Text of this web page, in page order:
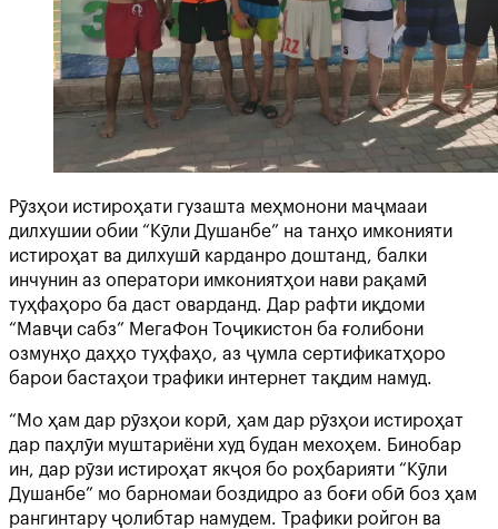
Рӯзҳои истироҳати гузашта меҳмонони маҷмааи
дилхушии обии “Кӯли Душанбе” на танҳо имконияти
истироҳат ва дилхушӣ карданро доштанд, балки
инчунин аз оператори имкониятҳои нави рақамӣ
туҳфаҳоро ба даст оварданд. Дар рафти иқдоми
“Мавҷи сабз” МегаФон Тоҷикистон ба ғолибони
озмунҳо даҳҳо туҳфаҳо, аз ҷумла сертификатҳоро
барои бастаҳои трафики интернет тақдим намуд.
“Мо ҳам дар рӯзҳои корӣ, ҳам дар рӯзҳои истироҳат
дар паҳлӯи муштариёни худ будан мехоҳем. Бинобар
ин, дар рӯзи истироҳат якҷоя бо роҳбарияти “Кӯли
Душанбе” мо барномаи боздидро аз боғи обӣ боз ҳам
рангинтару ҷолибтар намудем. Трафики ройгон ва